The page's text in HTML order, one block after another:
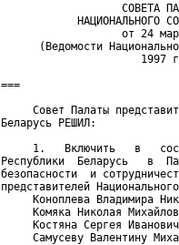
СОВЕТА
НАЦИОНАЛЬНОГО
от 24
(Ведомости
1997
===
Совет Палаты
Беларусь РЕШИЛ:
1.   Включить   в
Республики  Беларусь   в
безопасности  и
представителей
Коноплева Владимира
Комяка Николая
Костяна Сергея
Самусеву Валентину